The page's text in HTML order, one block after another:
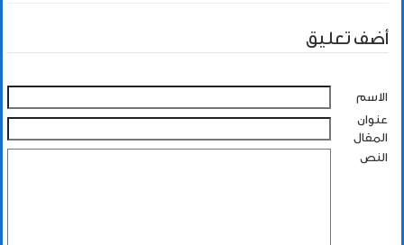
أضف تعليق
الاسم
عنوان
المقال
النص